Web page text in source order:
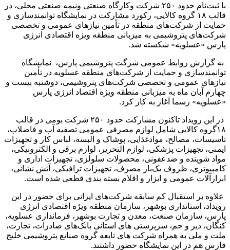
با ثبت‌نام حدود ۲۵۰ شرکت و‌کارگاه صنعتی و‌نیمه صنعتی محلی، در
قالب ۱۸ گروه کالایی، رکورد مشارکت در نمایشگاه ‏توانمندسازی و
حمایت از شرکت‌های منطقه در تأمین نیازهای عمومی و تخصصی
شرکت‌های ‏پتروشیمی به میزبانی منطقه ویژه ‏اقتصادی انرژی
پارس «عسلویه» شکسته شد.‏
به گزارش روابط عمومی شرگت پتروشیمی پارس، نمایشگاه
توانمندسازی و حمایت از شرکت‌های منطقه عسلویه در تأمین
نیازهای عمومی و ‏تخصصی ‏شرکت‌های پتروشیمی، دوشنبه بیست و
چهارم آبان ماه به میزبانی منطقه ویژه اقتصاد انرژی پارس
‏‏«عسلویه» رسما آغاز به کار کرد.
در این رویداد تاکنون مشارکت حدود ۲۵۰ شرکت بومی در قالب
۱۸گروه کالایی شامل لوازم مصرفی عمومی تصفیه آب و ‏فاضلاب،
تاسیسات، مصالح، موادغذایی، پوشاک و البسه، لباس کار و تجهیزات
ایمنی، تجهیزات پزشکی، لوازم التحریر، لوازم ‏برقی و الکترونیکی،
مواد شوینده و ضدعفونی، محصولات سلولزی، تجهیزات اداری و
کامپیوتری، ظروف یک‌بار مصرف، ‏تجهیزات ترافیکی، آتش نشانی،
ابزارآلات عمومی و ابزار و اقلام بسته بندی قطعی شده است.‏
علاوه بر استقبال کم سابقه شرکت‌های ایرانی برای حضور در این
رویداد، استانداری بوشهر، سازمان منطقه ویژه اقتصادی ‏انرژی
پارس، سازمان صنعت، معدن و تجارت بوشهر، فرمانداری عسلویه،
کنگان، دیر و جم، سرپرستی های استانی بانک‌های ‏صادرات، تجارت،
ملت و ملی به همراه شرکت های تابعه گروه صنایع پتروشیمی خلیج
فارس هم در این نمایشگاه حضور داشتند.‏